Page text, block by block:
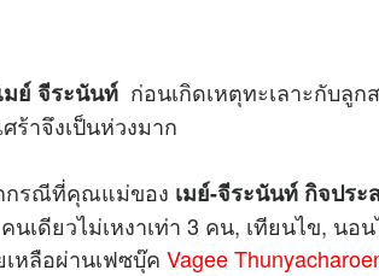
มย์ จีระนันท์ ก่อนเกิดเหตุทะเลาะกับลูก
ร้าจึงเป็นห่วงมาก
กรณีที่คุณแม่ของ เมย์-จีระนันท์ กิจประ
นเดียวไม่เหงาเท่า 3 คน, เทียนไข, น
เหลือผ่านเฟซบุ๊ค Vagee